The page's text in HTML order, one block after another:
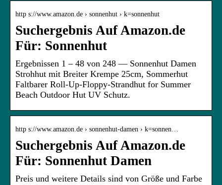
http s://www.amazon.de › sonnenhut › k=sonnenhut
Suchergebnis Auf Amazon.de
Für: Sonnenhut
Ergebnissen 1 – 48 von 248 — Sonnenhut Damen
Strohhut mit Breiter Krempe 25cm, Sommerhut
Faltbarer Roll-Up-Floppy-Strandhut for Summer
Beach Outdoor Hut UV Schutz.
http s://www.amazon.de › sonnenhut-damen › k=sonnen…
Suchergebnis Auf Amazon.de
Für: Sonnenhut Damen
Preis und weitere Details sind von Größe und Farbe